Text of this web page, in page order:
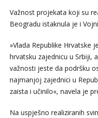
Važnost projekata koji su
Beogradu istaknula je i
»Vlada Republike Hrvatske
hrvatsku zajednicu u Srbiji,
važnosti jeste da podršku
najmanjoj zajednici u
zaista i učinilo«, navela je
Na uspješno realiziranih